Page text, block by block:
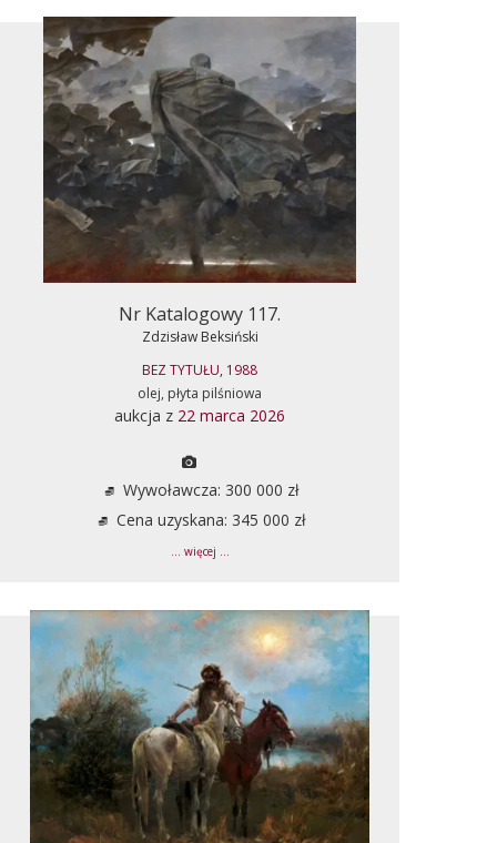
Nr Katalogowy 117.
Zdzisław Beksiński
BEZ TYTUŁU, 1988
olej, płyta pilśniowa
aukcja z 22 marca 2026
Wywoławcza: 300 000 zł
Cena uzyskana: 345 000 zł
... więcej ...